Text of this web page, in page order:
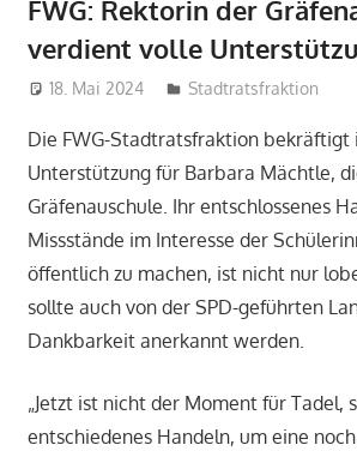
FWG: Rektorin der
verdient volle
18. Mai 2024 admin
Stadtratsfraktion
Die FWG-Stadtratsfraktion bekräftigt
Unterstützung für Barbara Mächtle,
Gräfenauschule. Ihr entschlossenes
Missstände im Interesse der
öffentlich zu machen, ist nicht nur
sollte auch von der SPD-geführten
Dankbarkeit anerkannt werden.
„Jetzt ist nicht der Moment für Tadel,
entschiedenes Handeln, um eine